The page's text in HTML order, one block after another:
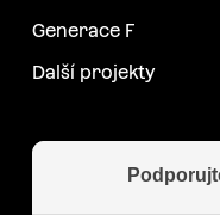
Generace F
Další projekty